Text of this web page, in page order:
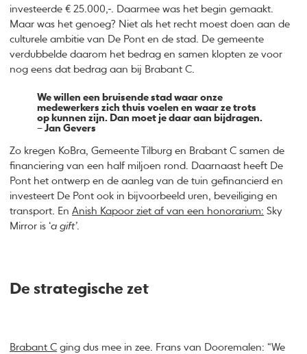
investeerde € 25.000,-. Daarmee was het begin gemaakt.
Maar was het genoeg? Niet als het recht moest doen aan de
culturele ambitie van De Pont en de stad. De gemeente
verdubbelde daarom het bedrag en samen klopten ze voor
nog eens dat bedrag aan bij Brabant C.
We willen een bruisende stad waar onze
medewerkers zich thuis voelen en waar ze trots
op kunnen zijn. Dan moet je daar aan bijdragen.
– Jan Gevers
Zo kregen KoBra, Gemeente Tilburg en Brabant C samen de
financiering van een half miljoen rond. Daarnaast heeft De
Pont het ontwerp en de aanleg van de tuin gefinancierd en
investeert De Pont ook in bijvoorbeeld uren, beveiliging en
transport. EnAnish Kapoor ziet af van een honorarium: Sky
Mirror is ‘a gift’.
De strategische zet
Brabant C ging dus mee in zee. Frans van Dooremalen: “We